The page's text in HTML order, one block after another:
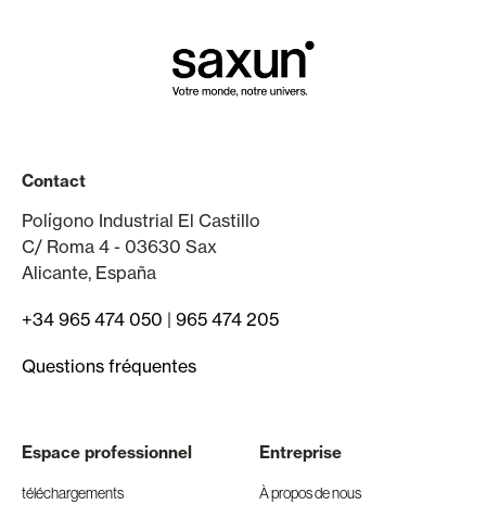
Contact
Polígono Industrial El Castillo
C/ Roma 4 - 03630 Sax
Alicante, España
+34 965 474 050 | 965 474 205
Questions fréquentes
Espace professionnel
téléchargements
Entreprise
À propos de nous